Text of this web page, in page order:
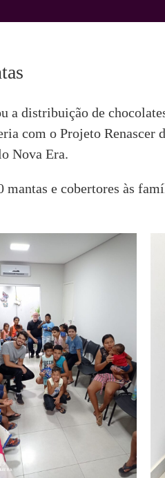
a distribuição de
com o Projeto Renascer
Nova Era.
e cobertores às